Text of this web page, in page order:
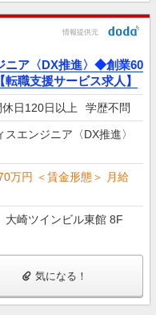
情報提供元
ニア〈DX推進〉◆創業60
職支援サービス求人】
日120日以上 学歴不問
スエンジニア〈DX推進〉
万円 ＜賃金形態＞ 月給
崎ツインビル東館 8F
気になる！